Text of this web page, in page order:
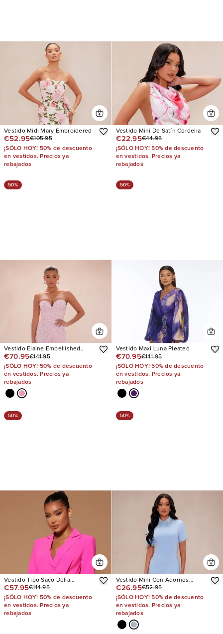
Vestido Midi Mary Embroidered
€52.95€105.95
¡SÓLO HOY! 50% de descuento
en vestidos. Precios ya
rebajados
Vestido Mini De Satín Cordelia
€22.95€44.95
¡SÓLO HOY! 50% de descuento
en vestidos. Precios ya
rebajados
50%
Vestido Elaine Embellished
Sequin
€70.95€141.95
¡SÓLO HOY! 50% de descuento
en vestidos. Precios ya
rebajados
50%
Vestido Maxi Luna Pleated
€70.95€141.95
¡SÓLO HOY! 50% de descuento
en vestidos. Precios ya
rebajados
50%
Vestido Tipo Saco Delia
Feathered
€57.95€114.95
¡SÓLO HOY! 50% de descuento
en vestidos. Precios ya
rebajados
50%
Vestido Mini Con Adornos
Evette
€26.95€52.95
¡SÓLO HOY! 50% de descuento
en vestidos. Precios ya
rebajados